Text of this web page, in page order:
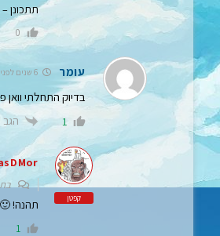
תתכונן
0
עומר
בדיוק התחלתי וואן
1 הגב
קפטן תהנה! 🙂
1